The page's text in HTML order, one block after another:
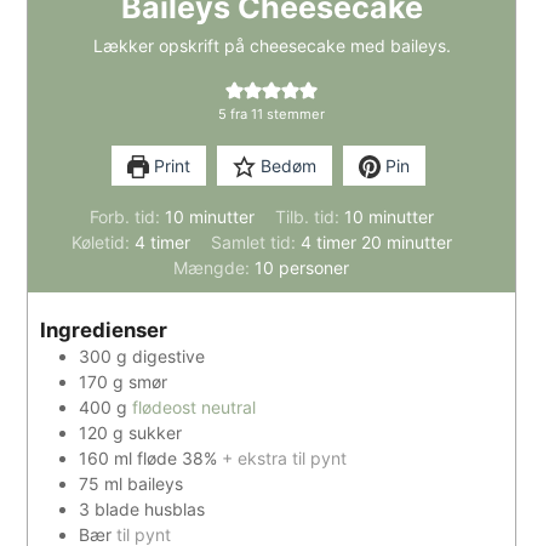
Baileys Cheesecake
Lækker opskrift på cheesecake med baileys.
5 fra 11 stemmer
Print Bedøm Pin
Forb. tid: 10minutter
minutter Tilb. tid: 10minutter
minutter
Køletid: 4timer
timer Samlet tid: 4timer
timer 20minutter
minutter
Mængde: 10 personer
Ingredienser
300 g digestive
170 g smør
400 g flødeost neutral
120 g sukker
160 ml fløde 38% + ekstra til pynt
75 ml baileys
3 blade husblas
Bær til pynt